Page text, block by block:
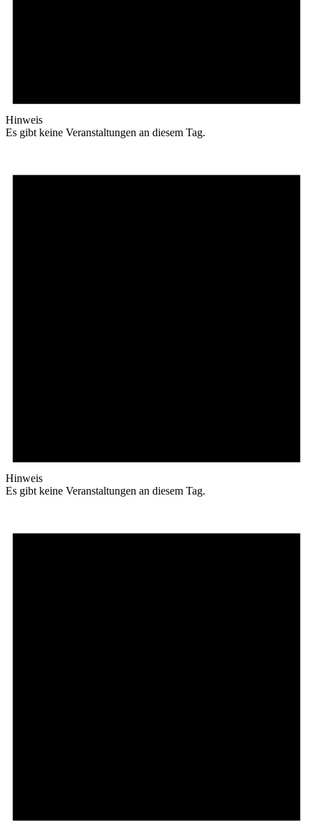
Hinweis
Es gibt keine Veranstaltungen an diesem Tag.
Hinweis
Es gibt keine Veranstaltungen an diesem Tag.